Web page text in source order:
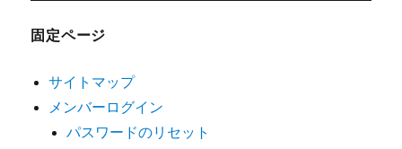
固定ページ
サイトマップ
メンバーログイン
パスワードのリセット